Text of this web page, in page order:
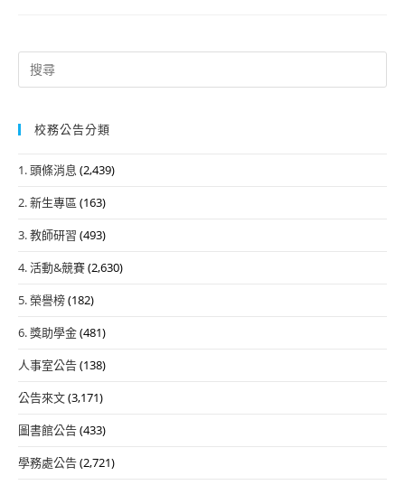
Search
for:
校務公告分類
1. 頭條消息 (2,439)
2. 新生專區 (163)
3. 教師研習 (493)
4. 活動&競賽(2,630)
5. 榮譽榜(182)
6. 獎助學金(481)
人事室公告(138)
公告來文(3,171)
圖書館公告(433)
學務處公告(2,721)